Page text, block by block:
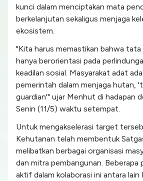
kunci dalam menciptakan mata
berkelanjutan sekaligus menjaga
ekosistem.
"Kita harus memastikan bahwa
hanya berorientasi pada
keadilan sosial. Masyarakat adat
pemerintah dalam menjaga hutan,
guardian'" ujar Menhut di hadapan
Senin (11/5) waktu setempat.
Untuk mengakselerasi target
Kehutanan telah membentuk
melibatkan berbagai organisasi
dan mitra pembangunan. Beberapa
aktif dalam kolaborasi ini antara lain